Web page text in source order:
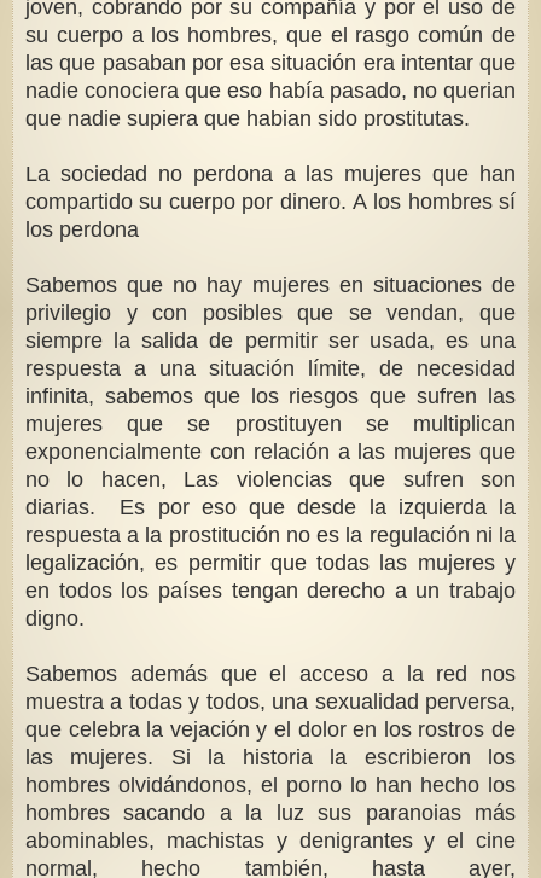
joven, cobrando por su compañía y por el uso de
su cuerpo a los hombres, que el rasgo común de
las que pasaban por esa situación era intentar que
nadie conociera que eso había pasado, no querian
que nadie supiera que habian sido prostitutas.
La sociedad no perdona a las mujeres que han
compartido su cuerpo por dinero. A los hombres sí
los perdona
Sabemos que no hay mujeres en situaciones de
privilegio y con posibles que se vendan, que
siempre la salida de permitir ser usada, es una
respuesta a una situación límite, de necesidad
infinita, sabemos que los riesgos que sufren las
mujeres que se prostituyen se multiplican
exponencialmente con relación a las mujeres que
no lo hacen, Las violencias que sufren son
diarias. Es por eso que desde la izquierda la
respuesta a la prostitución no es la regulación ni la
legalización, es permitir que todas las mujeres y
en todos los países tengan derecho a un trabajo
digno.
Sabemos además que el acceso a la red nos
muestra a todas y todos, una sexualidad perversa,
que celebra la vejación y el dolor en los rostros de
las mujeres. Si la historia la escribieron los
hombres olvidándonos, el porno lo han hecho los
hombres sacando a la luz sus paranoias más
abominables, machistas y denigrantes y el cine
normal, hecho también, hasta ayer,